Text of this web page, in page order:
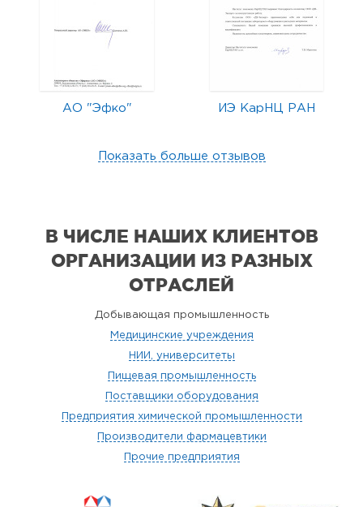
АО "Эфко" ИЭ КарНЦ РАН
Показать больше отзывов
В ЧИСЛЕ НАШИХ КЛИЕНТОВ
ОРГАНИЗАЦИИ ИЗ РАЗНЫХ
ОТРАСЛЕЙ
Добывающая промышленность
Медицинские учреждения
НИИ, университеты
Пищевая промышленность
Поставщики оборудования
Предприятия химической промышленности
Производители фармацевтики
Прочие предприятия